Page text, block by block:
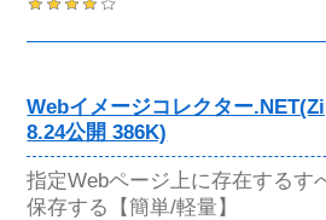
Webイメージコレクター
8.24公開 386K)
指定Webページ上に存在するす
保存する【簡単/軽量】